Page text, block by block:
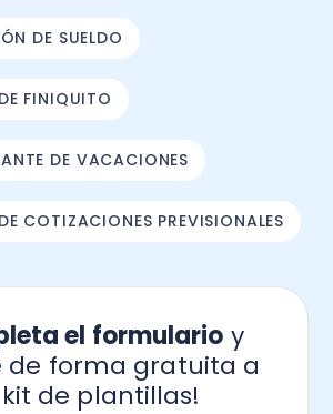
DE SUELDO
FINIQUITO
DE VACACIONES
COTIZACIONES PREVISIONALES
el formulario y
de forma gratuita a
de plantillas!